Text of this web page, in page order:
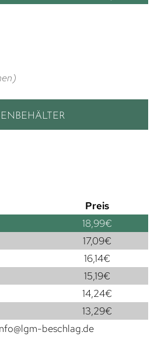
Preis
18,99€
17,09€
16,14€
15,19€
14,24€
13,29€
beschlag.de